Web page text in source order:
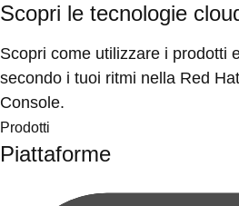
Scopri le tecnologie
Scopri come utilizzare i prodotti
secondo i tuoi ritmi nella Red
Console.
Prodotti
Piattaforme